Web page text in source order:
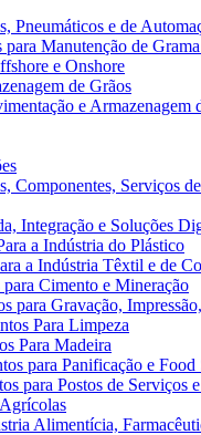
Pneumáticos e de
Manutenção de
e Onshore
de Grãos
e Armazenagem
Componentes, Serviços
Integração e Soluções
a Indústria do Plástico
a Indústria Têxtil e de
Cimento e Mineração
para Gravação,
Para Limpeza
Para Madeira
para Panificação e Food
para Postos de Serviços
Alimentícia,